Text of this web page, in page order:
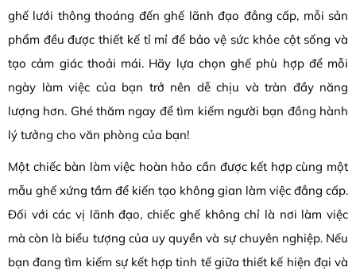
ghế lưới thông thoáng đến ghế lãnh đạo đẳng cấp, mỗi sản
phẩm đều được thiết kế tỉ mỉ để bảo vệ sức khỏe cột sống và
tạo cảm giác thoải mái. Hãy lựa chọn ghế phù hợp để mỗi
ngày làm việc của bạn trở nên dễ chịu và tràn đầy năng
lượng hơn. Ghé thăm ngay để tìm kiếm người bạn đồng hành
lý tưởng cho văn phòng của bạn!
Một chiếc bàn làm việc hoàn hảo cần được kết hợp cùng một
mẫu ghế xứng tầm để kiến tạo không gian làm việc đẳng cấp.
Đối với các vị lãnh đạo, chiếc ghế không chỉ là nơi làm việc
mà còn là biểu tượng của uy quyền và sự chuyên nghiệp. Nếu
bạn đang tìm kiếm sự kết hợp tinh tế giữa thiết kế hiện đại và